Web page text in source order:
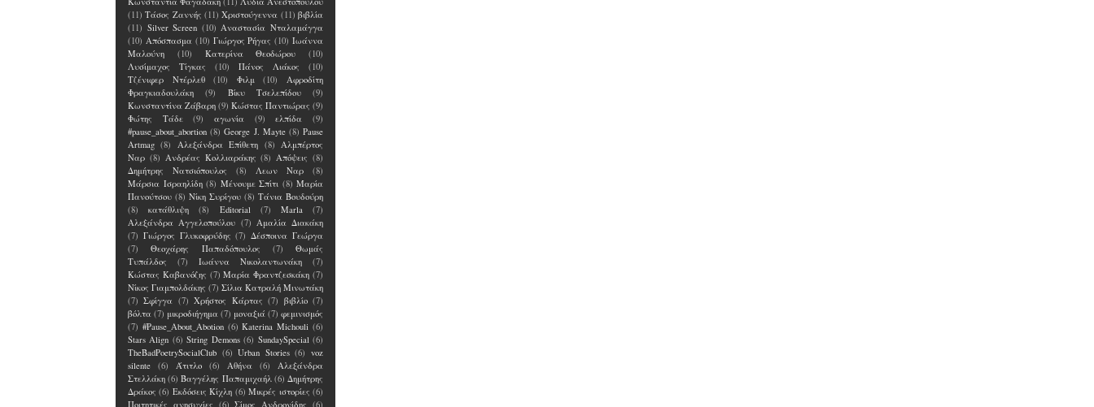
(11) Τάσος Ζαννής (11) Χριστούγεννα (11) βιβλία
(11) Silver Screen (10) Αναστασία Νταλαμάγγα
(10) Απόσπασμα (10) Γιώργος Ρήγας (10) Ιωάννα
Μαλούνη
(10) Κατερίνα Θεοδώρου
(10)
Λυσίμαχος Τίγκας
(10) Πάνος Λιάκος
(10)
Τζένιφερ Ντέρλεθ
(10) Φιλμ (10)
Αφροδίτη
Φραγκιαδουλάκη
(9) Βίκυ Τσελεπίδου
(9)
Κωνσταντίνα Ζάβαρη (9) Κώστας Παντιώρας (9)
Φώτης Τάδε
(9) αγωνία (9) ελπίδα
(9)
#pause_about_abortion (8) George J. Mayte (8) Pause
Artmag (8) Αλεξάνδρα Επίθετη (8) Αλμπέρτος
Ναρ (8) Ανδρέας Κολλιαράκης (8) Απόψεις (8)
Δημήτρης Νατσιόπουλος
(8) Λεων Ναρ
(8)
Μάρσια Ισραηλίδη (8) Μένουμε Σπίτι (8) Μαρία
Πανούτσου (8) Νίκη Συρίγου (8) Τάνια Βουδούρη
(8)
κατάθλιψη (8) Editorial (7) Marla
(7)
Αλεξάνδρα Αγγελοπούλου (7) Αμαλία Διακάκη
(7) Γιώργος Γλυκοφρύδης (7) Δέσποινα Γεώργα
(7)
Θεοχάρης Παπαδόπουλος (7)
Θωμάς
Τυπάλδος
(7) Ιωάννα Νικολαντωνάκη
(7)
Κώστας Καβανόζης (7) Μαρία Φραντζεσκάκη (7)
Νίκος Γιαμπολδάκης (7) Σίλια Κατραλή Μινωτάκη
(7) Σφίγγα (7) Χρήστος Κάρτας (7) βιβλίο (7)
βόλτα (7) μικροδιήγημα (7) μοναξιά (7) φεμινισμός
(7) #Pause_About_Abotion (6) Katerina Michouli (6)
Stars Align (6) String Demons (6) SundaySpecial (6)
TheBadPoetrySocialClub (6) Urban Stories (6) voz
silente
(6) Άτιτλο (6) Αθήνα (6)
Αλεξάνδρα
Στελλάκη (6) Βαγγέλης Παπαμιχαήλ (6) Δημήτρης
Δράκος (6) Εκδόσεις Κίχλη (6) Μικρές ιστορίες (6)
Ποιτητικές ανησυχίες (6) Σίμος Ανδρονίδης (6)